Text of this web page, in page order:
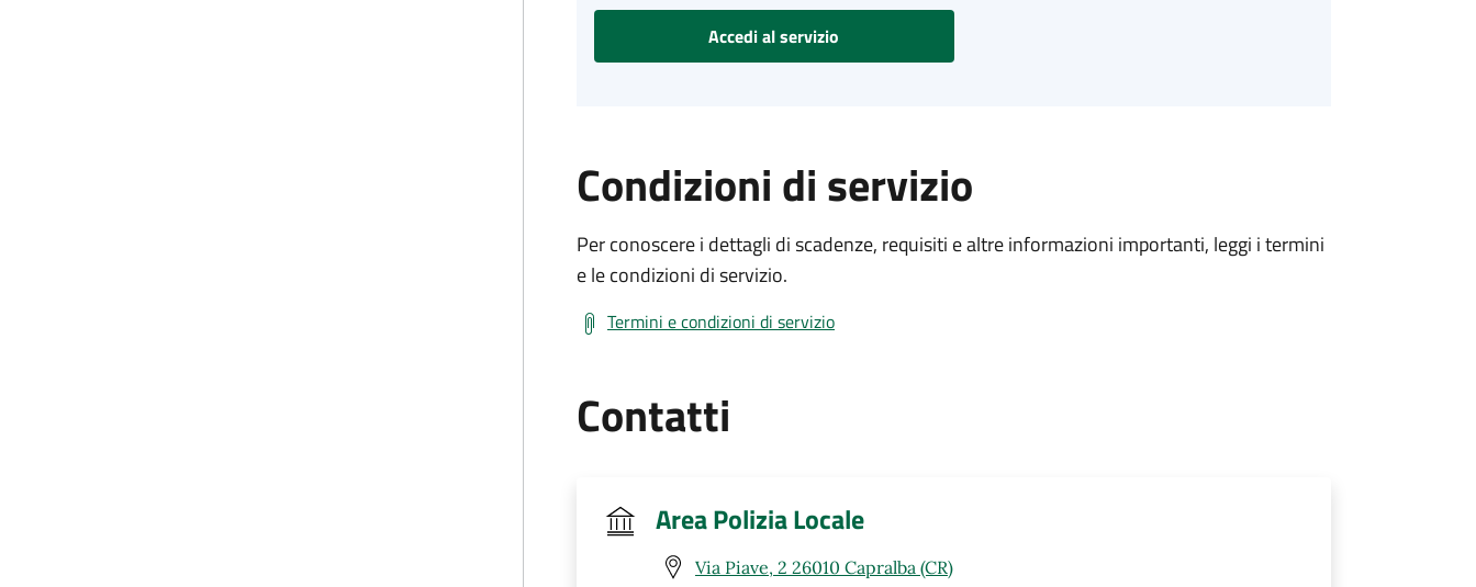
Accedi al servizio
Condizioni di servizio
Per conoscere i dettagli di scadenze, requisiti e altre informazioni importanti, leggi i termini
e le condizioni di servizio.
Termini e condizioni di servizio
Contatti
Area Polizia Locale
Via Piave, 2 26010 Capralba (CR)